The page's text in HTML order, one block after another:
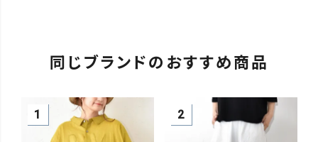
同じブランドのおすすめ商品